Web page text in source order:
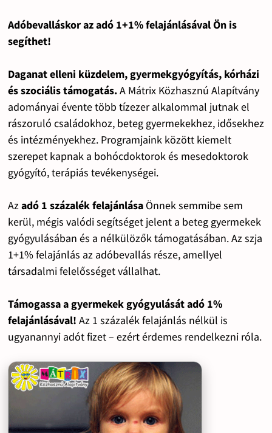
Adóbevalláskor az adó 1+1% felajánlásával Ön is
segíthet!
Daganat elleni küzdelem, gyermekgyógyítás, kórházi
és szociális támogatás.A Mátrix Közhasznú Alapítvány
adományai évente több tízezer alkalommal jutnak el
rászoruló családokhoz, beteg gyermekekhez, idősekhez
és intézményekhez. Programjaink között kiemelt
szerepet kapnak a bohócdoktorok és mesedoktorok
gyógyító, terápiás tevékenységei.
Azadó 1 százalék felajánlásaÖnnek semmibe sem
kerül, mégis valódi segítséget jelent a beteg gyermekek
gyógyulásában és a nélkülözők támogatásában. Az szja
1+1% felajánlás az adóbevallás része, amellyel
társadalmi felelősséget vállalhat.
Támogassa a gyermekek gyógyulását adó 1%
felajánlásával! Az 1 százalék felajánlás nélkül is
ugyanannyi adót fizet – ezért érdemes rendelkezni róla.